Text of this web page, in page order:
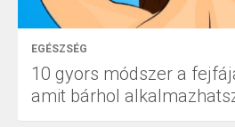
EGÉSZSÉG
10 gyors módszer a
amit bárhol